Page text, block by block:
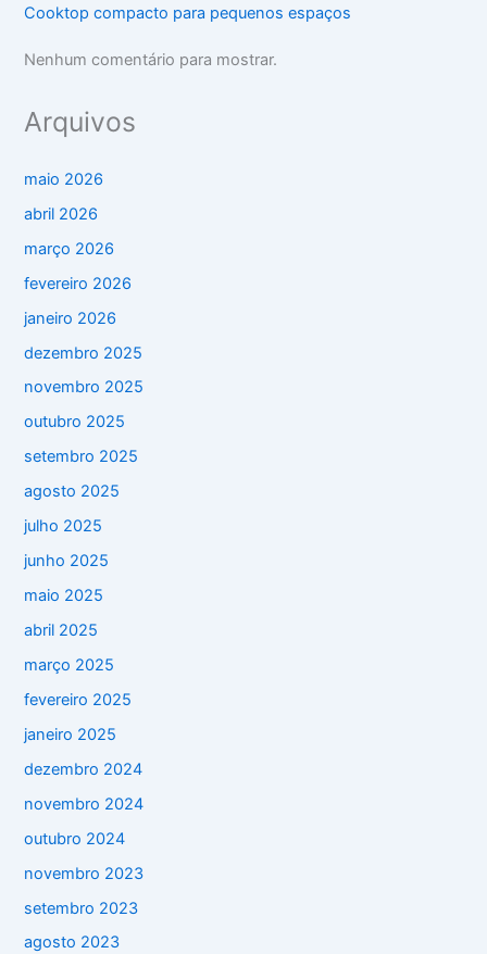
Cooktop compacto para pequenos espaços
Nenhum comentário para mostrar.
Arquivos
maio 2026
abril 2026
março 2026
fevereiro 2026
janeiro 2026
dezembro 2025
novembro 2025
outubro 2025
setembro 2025
agosto 2025
julho 2025
junho 2025
maio 2025
abril 2025
março 2025
fevereiro 2025
janeiro 2025
dezembro 2024
novembro 2024
outubro 2024
novembro 2023
setembro 2023
agosto 2023